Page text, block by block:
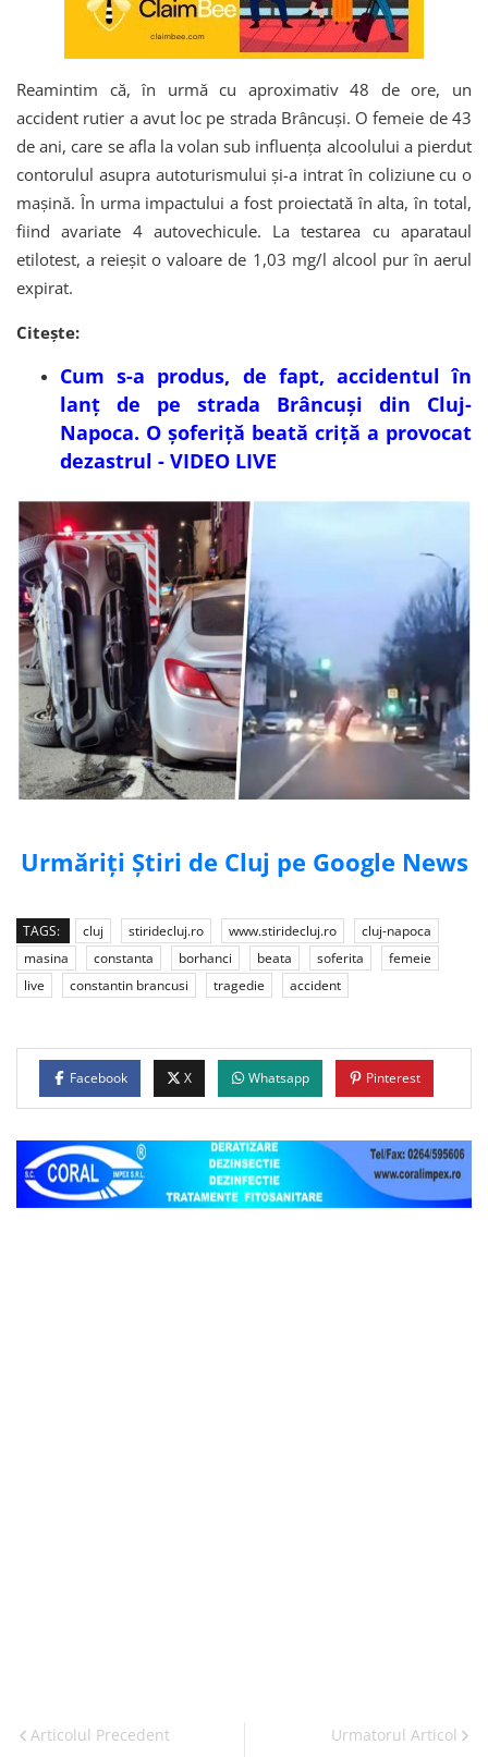
Reamintim că, în urmă cu aproximativ 48 de ore, un
accident rutier a avut loc pe strada Brâncuși. O femeie de 43
de ani, care se afla la volan sub influența alcoolului a pierdut
contorulul asupra autoturismului și-a intrat în coliziune cu o
mașină. În urma impactului a fost proiectată în alta, în total,
fiind avariate 4 autovechicule. La testarea cu aparataul
etilotest, a reieșit o valoare de 1,03 mg/l alcool pur în aerul
expirat.
Citește:
Cum s-a produs, de fapt, accidentul în
lanț de pe strada Brâncuși din Cluj-
Napoca. O șoferiță beată criță a provocat
dezastrul - VIDEO LIVE
Urmăriți Știri de Cluj pe Google News
TAGS: cluj stiridecluj.ro www.stiridecluj.ro
cluj-napoca
masina
constanta borhanci beata soferita
femeie
live
constantin brancusi tragedie accident
Facebook X Whatsapp Pinterest
Articolul Precedent Urmatorul Articol